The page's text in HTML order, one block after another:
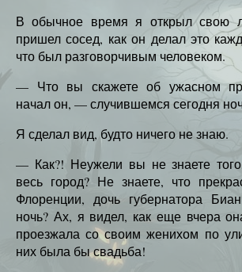
В обычное время я открыл свою
пришел сосед, как он делал это
что был разговорчивым человеком.
— Что вы скажете об ужасном
начал он, — случившемся сегодня
Я сделал вид, будто ничего не знаю.
— Как?! Неужели вы не знаете
весь город? Не знаете, что
Флоренции, дочь губернатора
ночь? Ах, я видел, как еще вчера
проезжала со своим женихом по
них была бы свадьба!